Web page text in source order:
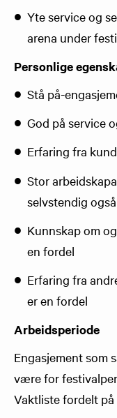
Yte service og
arena under
Personlige
Stå på-
God på service
Erfaring fra
Stor
selvstendig
Kunnskap om
en fordel
Erfaring fra
er en fordel
Arbeidsperiode
Engasjement som
være for
Vaktliste fordelt